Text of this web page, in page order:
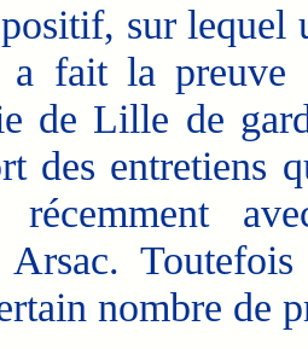
sur lequel
a fait la preuve
de Lille de
des entretiens
Arsac.
nombre de